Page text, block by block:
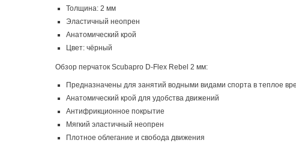
Толщина: 2 мм
Эластичный неопрен
Анатомический крой
Цвет: чёрный
Обзор перчаток Scubapro D-Flex Rebel 2 мм:
Предназначены для занятий водными видами спорта в теплое
Анатомический крой для удобства движений
Антифрикционное покрытие
Мягкий эластичный неопрен
Плотное облегание и свобода движения